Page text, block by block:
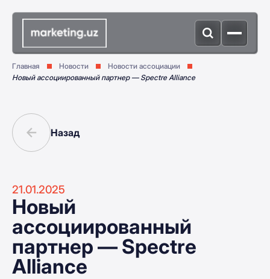
Главная Новости
Новости ассоциации
Новый ассоциированный партнер — Spectre Alliance
Назад
21.01.2025
Новый
ассоциированный
партнер — Spectre
Alliance